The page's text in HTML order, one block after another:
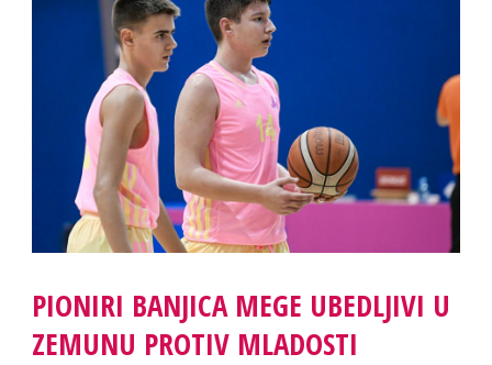
PIONIRI BANJICA MEGE UBEDLJIVI U
ZEMUNU PROTIV MLADOSTI